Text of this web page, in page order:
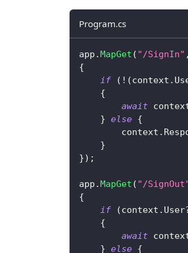
Program.cs
app .MapGet ( "/SignIn" ,
{
if
( ! (context .
{
await
} else {
        context
.
}
}) ;
app .MapGet ( "/
{
if
(context . User
{
await
} else {